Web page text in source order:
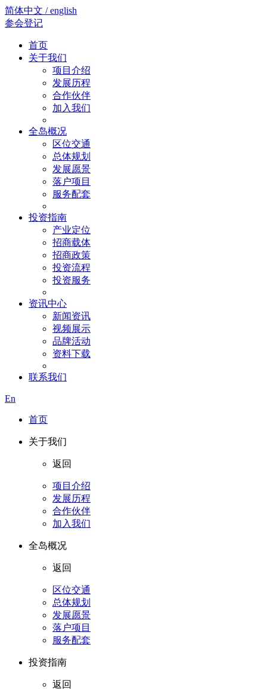
简体中文 / english
参会登记
首页
关于我们
项目介绍
发展历程
合作伙伴
加入我们
全岛概况
区位交通
总体规划
发展愿景
落户项目
服务配套
投资指南
产业定位
招商载体
招商政策
投资流程
投资服务
资讯中心
新闻资讯
视频展示
品牌活动
资料下载
联系我们
En
首页
关于我们
返回
项目介绍
发展历程
合作伙伴
加入我们
全岛概况
返回
区位交通
总体规划
发展愿景
落户项目
服务配套
投资指南
返回